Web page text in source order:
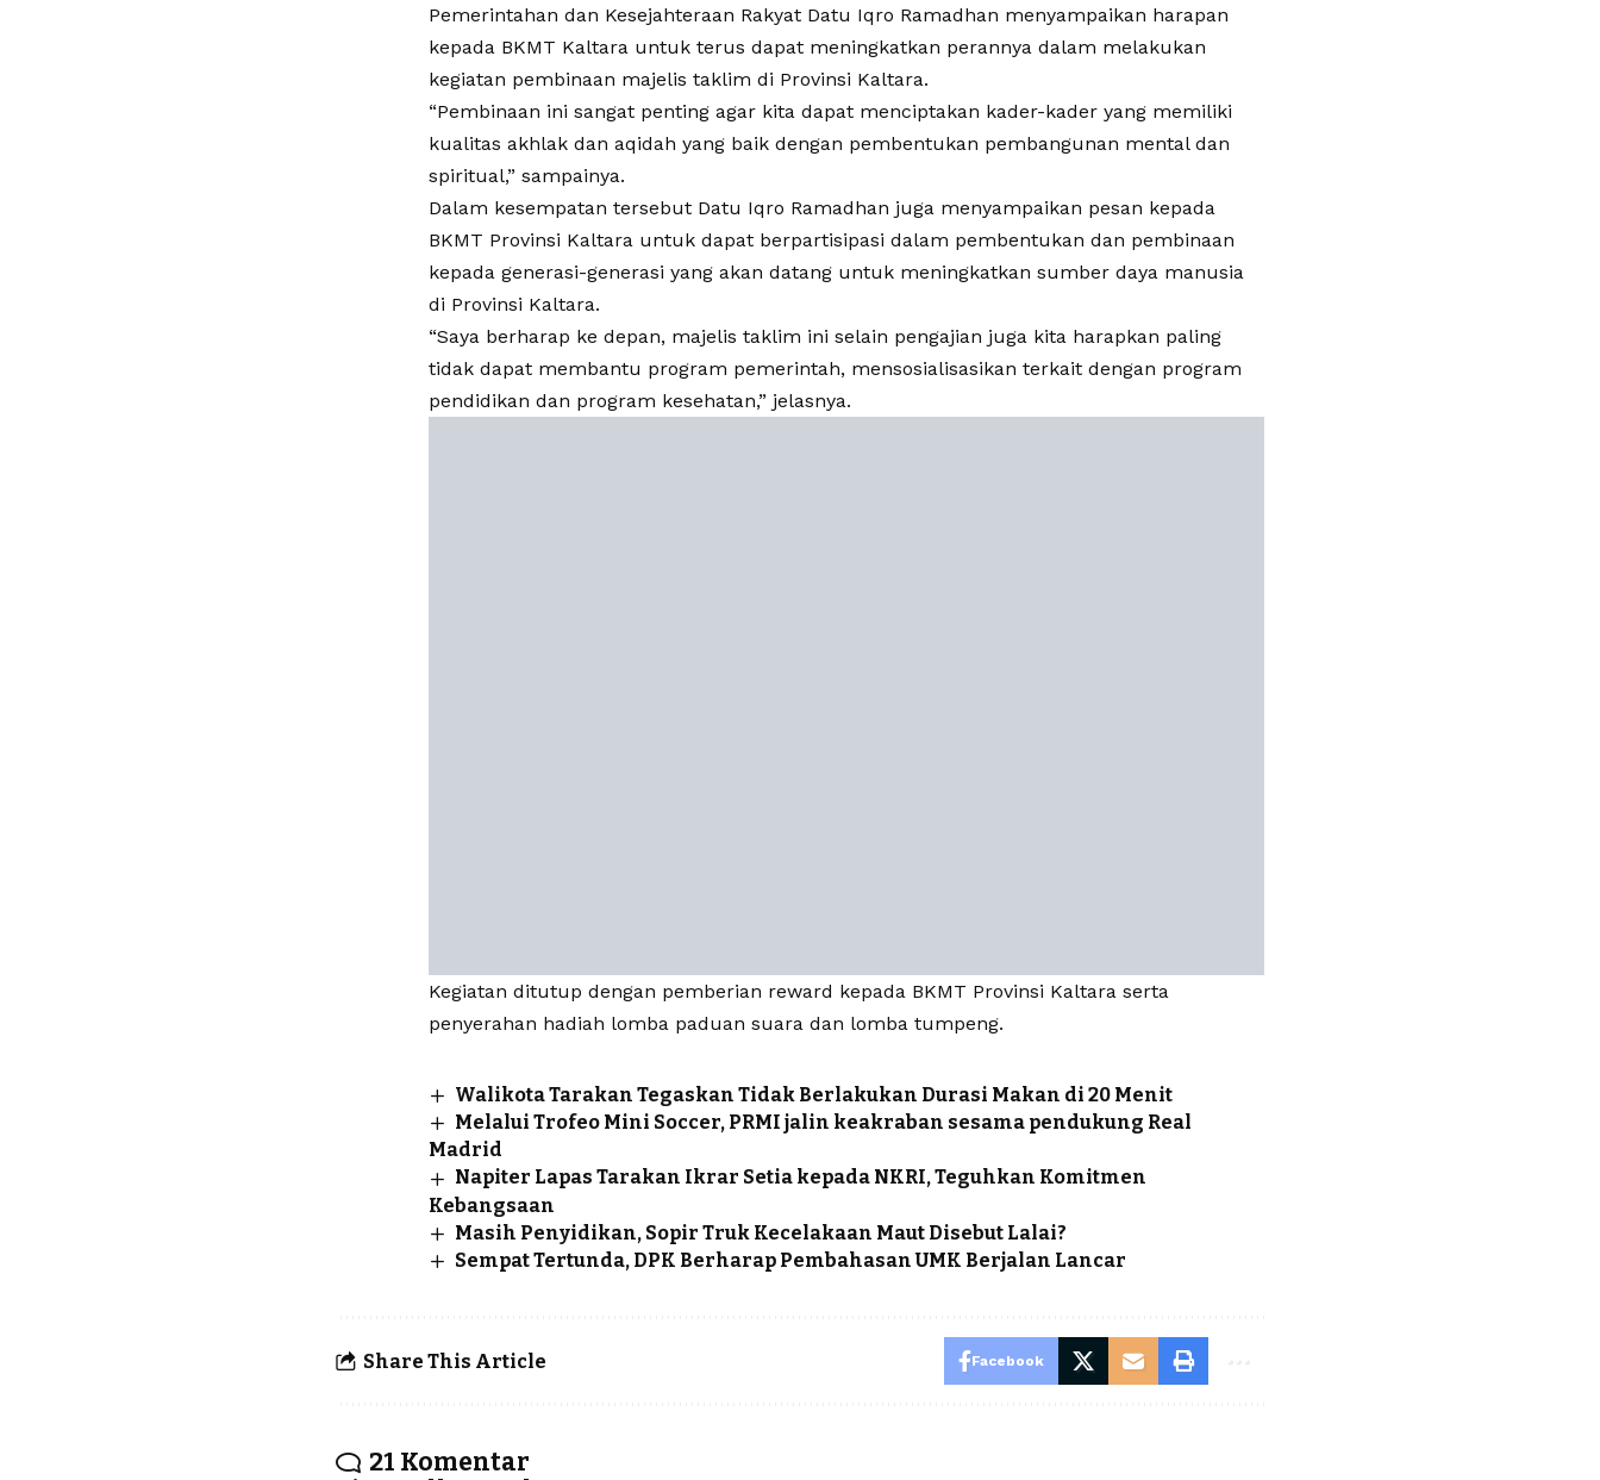
Pemerintahan dan Kesejahteraan Rakyat Datu Iqro Ramadhan menyampaikan harapan
kepada BKMT Kaltara untuk terus dapat meningkatkan perannya dalam melakukan
kegiatan pembinaan majelis taklim di Provinsi Kaltara.
“Pembinaan ini sangat penting agar kita dapat menciptakan kader-kader yang memiliki
kualitas akhlak dan aqidah yang baik dengan pembentukan pembangunan mental dan
spiritual,” sampainya.
Dalam kesempatan tersebut Datu Iqro Ramadhan juga menyampaikan pesan kepada
BKMT Provinsi Kaltara untuk dapat berpartisipasi dalam pembentukan dan pembinaan
kepada generasi-generasi yang akan datang untuk meningkatkan sumber daya manusia
di Provinsi Kaltara.
“Saya berharap ke depan, majelis taklim ini selain pengajian juga kita harapkan paling
tidak dapat membantu program pemerintah, mensosialisasikan terkait dengan program
pendidikan dan program kesehatan,” jelasnya.
Kegiatan ditutup dengan pemberian reward kepada BKMT Provinsi Kaltara serta
penyerahan hadiah lomba paduan suara dan lomba tumpeng.
Walikota Tarakan Tegaskan Tidak Berlakukan Durasi Makan di 20 Menit
Melalui Trofeo Mini Soccer, PRMI jalin keakraban sesama pendukung Real
Madrid
Napiter Lapas Tarakan Ikrar Setia kepada NKRI, Teguhkan Komitmen
Kebangsaan
Masih Penyidikan, Sopir Truk Kecelakaan Maut Disebut Lalai?
Sempat Tertunda, DPK Berharap Pembahasan UMK Berjalan Lancar
Share This Article Facebook
21 Komentar